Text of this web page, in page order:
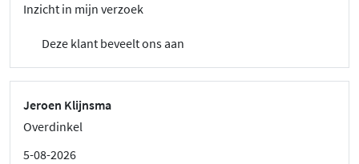
Inzicht in mijn verzoek
Deze klant beveelt ons aan
Jeroen Klijnsma
Overdinkel
5-08-2026